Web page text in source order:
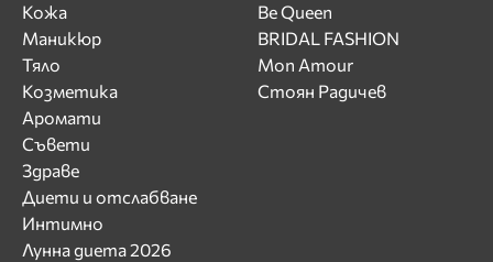
Кожа
Маникюр
Тяло
Козметика
Аромати
Съвети
Здраве
Диети и отслабване
Интимно
Лунна диета 2026
Be Queen
BRIDAL FASHION
Mon Amour
Стоян Радичев